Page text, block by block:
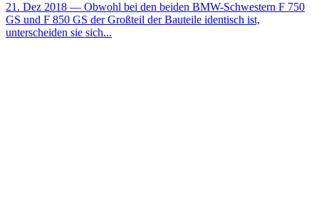
21. Dez 2018 — Obwohl bei den beiden BMW-Schwestern F 750
GS und F 850 GS der Großteil der Bauteile identisch ist,
unterscheiden sie sich...